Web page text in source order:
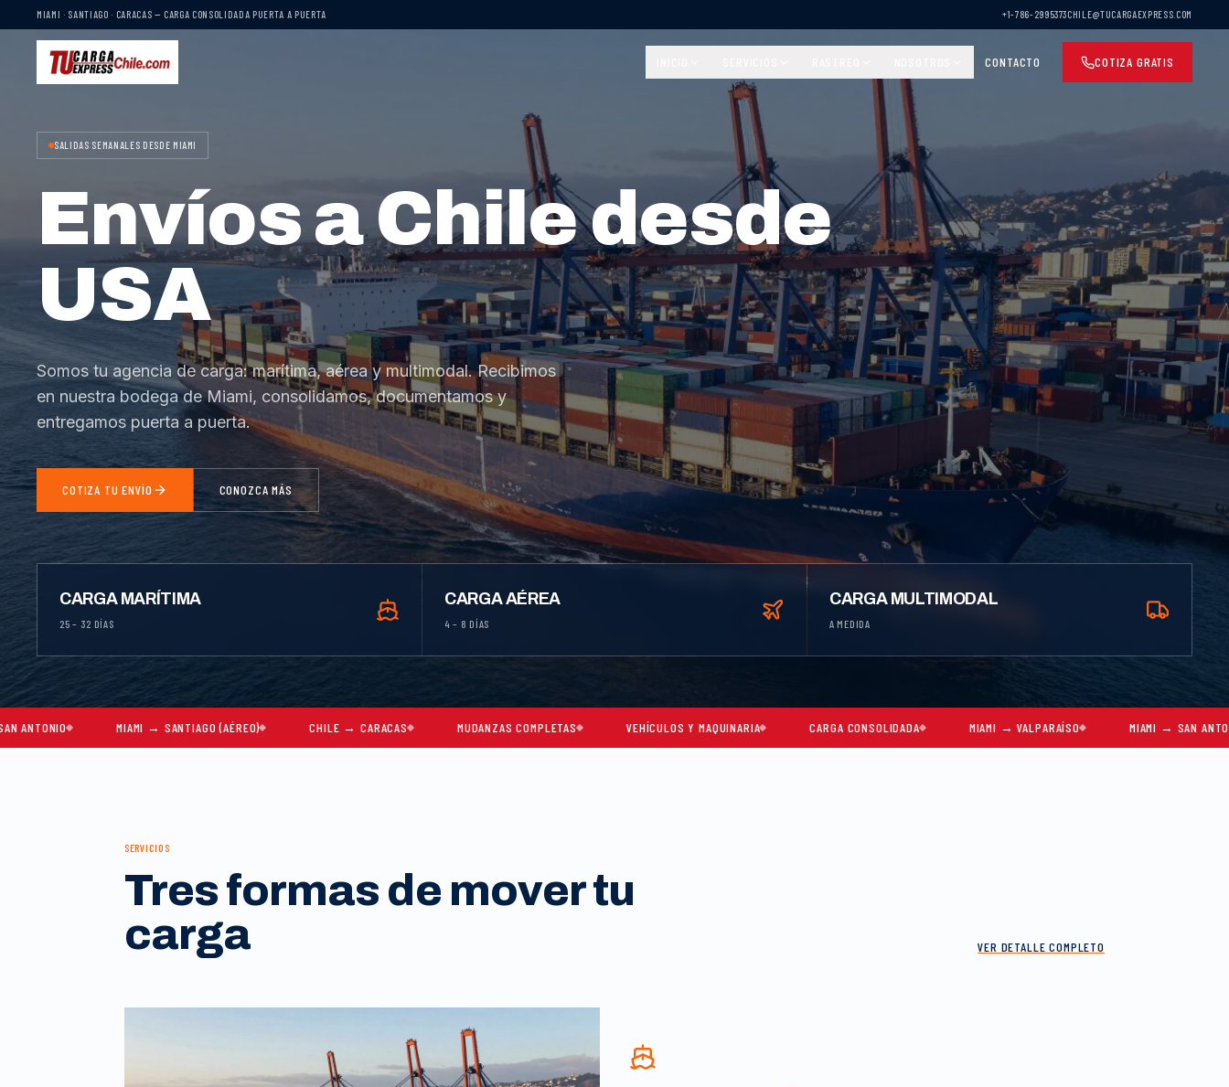
MIAMI · SANTIAGO · CARACAS — CARGA CONSOLIDADA PUERTA A PUERTA +1-786-2995373CHILE@TUCARGAEXPRESS.COM
CONTACTO COTIZA GRATIS
SALIDAS SEMANALES DESDE MIAMI
Envíos a Chile desde
USA
Somos tu agencia de carga: marítima, aérea y multimodal. Recibimos
en nuestra bodega de Miami, consolidamos, documentamos y
entregamos puerta a puerta.
COTIZA TU ENVÍO CONOZCA MÁS
CARGA MARÍTIMA
25 – 32 DÍAS
CARGA AÉREA
4 – 8 DÍAS
CARGA MULTIMODAL
A MEDIDA
MIAMI → SANTIAGO (AÉREO) CHILE → CARACAS MUDANZAS COMPLETAS VEHÍCULOS Y MAQUINARIA CARGA CONSOLIDADA MIAMI → VALPARAÍSO MIAMI → SAN ANTONIO
SERVICIOS
Tres formas de mover tu
carga
VER DETALLE COMPLETO